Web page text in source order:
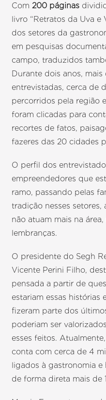
Com 200 páginas
livro “Retratos da Uva e
dos setores da
em pesquisas
campo, traduzidos
Durante dois anos,
entrevistadas, cerca de
percorridos pela região
foram clicadas para
recortes de fatos,
fazeres das 20 cidades
O perfil dos
empreendedores que
ramo, passando pelas
tradição nesses setores,
não atuam mais na
lembranças.
O presidente do Segh
Vicente Perini Filho,
pensada a partir de
estariam essas histórias
fizeram parte dos
poderiam ser
esses feitos.
conta com cerca de 4
ligados à gastronomia
de forma direta mais de